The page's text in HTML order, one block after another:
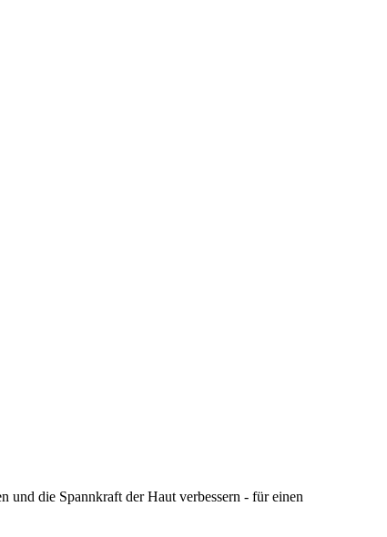
und die Spannkraft der Haut verbessern - für einen